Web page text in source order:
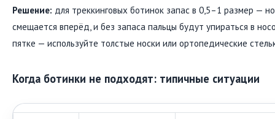
Решение: для треккинговых ботинок запас в 0,5–1 размер —
смещается вперёд, и без запаса пальцы будут упираться в
пятке — используйте толстые носки или ортопедические
Когда ботинки не подходят: типичные ситуации